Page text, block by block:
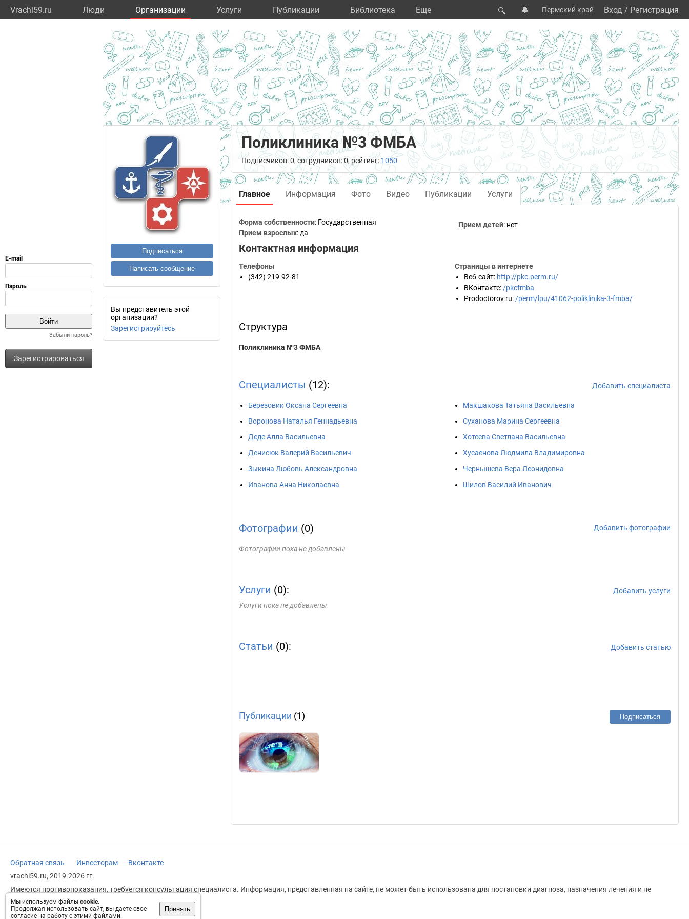
Vrachi59.ru Люди Организации Услуги Публикации Библиотека Eще 🔍 🔔 Пермский край Вход / Регистрация
Забыли пароль?
Зарегистрироваться
Мы используем файлы cookie.
Продолжая использовать сайт, вы даете свое
согласие на работу с этими файлами.
Принять
Подписаться
Написать сообщение
Вы представитель этой
организации?
Зарегистрируйтесь
Поликлиника №3 ФМБА
Подписчиков: 0, сотрудников: 0, рейтинг: 1050
Главное Информация Фото Видео Публикации Услуги
Форма собственности: Государственная
Прием взрослых: да
Прием детей: нет
Контактная информация
Телефоны
(342) 219-92-81
Страницы в интернете
Веб-сайт: http://pkc.perm.ru/
ВКонтакте: /pkcfmba
Prodoctorov.ru: /perm/lpu/41062-poliklinika-3-fmba/
Структура
Поликлиника №3 ФМБА
Специалисты (12): Добавить специалиста
Березовик Оксана Сергеевна
Воронова Наталья Геннадьевна
Деде Алла Васильевна
Денисюк Валерий Васильевич
Зыкина Любовь Александровна
Иванова Анна Николаевна
Макшакова Татьяна Васильевна
Суханова Марина Сергеевна
Хотеева Светлана Васильевна
Хусаенова Людмила Владимировна
Чернышева Вера Леонидовна
Шилов Василий Иванович
Фотографии (0) Добавить фотографии
Фотографии пока не добавлены
Услуги (0):
Добавить услуги
Услуги пока не добавлены
Статьи (0): Добавить статью
Публикации (1) Подписаться
Обратная связь Инвесторам
Вконтакте
vrachi59.ru, 2019-2026 гг.
Имеются противопоказания, требуется консультация специалиста. Информация, представленная на сайте, не может быть использована для постановки диагноза, назначения лечения и не
заменяет прием врача.
Возрастное ограничение: 18+